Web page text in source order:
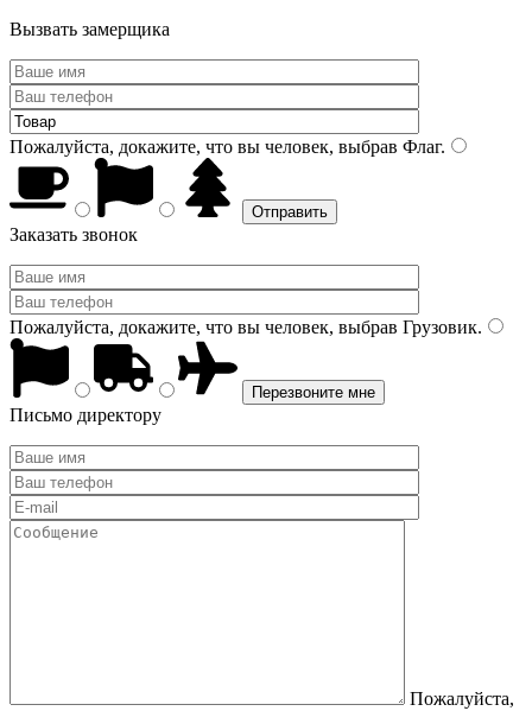
Вызвать замерщика
Пожалуйста, докажите, что вы человек, выбрав Флаг.
Заказать звонок
Пожалуйста, докажите, что вы человек, выбрав Грузовик.
Письмо директору
Пожалуйста,